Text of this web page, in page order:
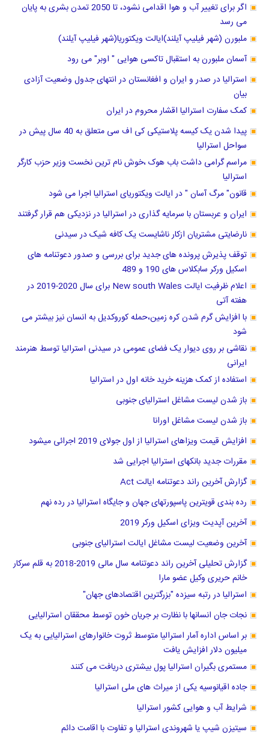
اگر برای تغییر آب و هوا اقدامی نشود، تا 2050 تمدن بشری به پایان
می رسد
ملبورن (شهر فیلیپ آیلند)ایالت ویکتوریا(شهر فیلیپ آیلند)
آسمان ملبورن به استقبال تاکسی هوایی " اوبر" می رود
استرالیا در صدر و ایران و افغانستان در انتهای جدول وضعیت آزادی
بیان
کمک سفارت استرالیا اقشار محروم در ایران
پیدا شدن یک کیسه پلاستیکی کی اف سی متعلق به 40 سال پیش در
سواحل استرالیا
مراسم گرامی داشت باب هوک ،خوش نام ترین نخست وزیر حزب کارگر
استرالیا
قانون" مرگ آسان " در ایالت ویکتوریای استرالیا اجرا می شود
ایران و عربستان با سرمایه گذاری در استرالیا در نزدیکی هم قرار گرفتند
نارضایتی مشتریان ازکار ناشایست یک کافه شیک در سیدنی
توقف پذیرش پرونده های جدید برای بررسی و صدور دعوتنامه های
اسکیل ورکر سابکلاس های 190 و 489
اعلام ظرفیت ایالت New south Wales برای سال 2020-2019 در
هفته آتی
با افزایش گرم شدن کره زمین،حمله کوروکدیل به انسان نیز بیشتر می
شود
نقاشی بر روی دیوار یک فضای عمومی در سیدنی استرالیا توسط هنرمند
ایرانی
استفاده از کمک هزینه خرید خانه اول در استرالیا
باز شدن لیست مشاغل استرالیای جنوبی
باز شدن لیست مشاغل اورانا
افزایش قیمت ویزاهای استرالیا از اول جولای 2019 اجرائی میشود
مقررات جدید بانکهای استرالیا اجرایی شد
گزارش آخرین راند دعوتنامه ایالت Act
رده بندی قویترین پاسپورتهای جهان و جایگاه استرالیا در رده نهم
آخرین آپدیت ویزای اسکیل ورکر 2019
آخرین وضعیت لیست مشاغل ایالت استرالیای جنوبی
گزارش تحلیلی آخرین راند دعوتنامه سال مالی 2019-2018 به قلم سرکار
خانم حریری وکیل عضو مارا
استرالیا در رتبه سیزده "بزرگترین اقتصادهای جهان"
نجات جان انسانها با نظارت بر جریان خون توسط محققان استرالیایی
بر اساس اداره آمار استرالیا متوسط ثروت خانوارهای استرالیایی به یک
میلیون دلار افزایش یافت
مستمری بگیران استرالیا پول بیشتری دریافت می کنند
جاده اقیانوسیه یکی از میراث های ملی استرالیا
شرایط آب و هوایی کشور استرالیا
سیتیزن شیپ یا شهروندی استرالیا و تفاوت با اقامت دائم